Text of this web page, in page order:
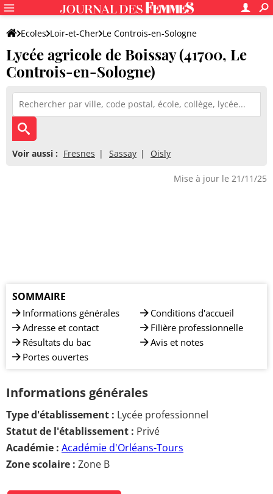
Ecoles Loir-et-Cher Le Controis-en-Sologne
Lycée agricole de Boissay
Lycée agricole de Boissay (41700, Le
Controis-en-Sologne)
Voir aussi : Fresnes Sassay Oisly
Mise à jour le 21/11/25
SOMMAIRE
Informations générales
Adresse et contact
Résultats du bac
Portes ouvertes
Conditions d'accueil
Filière professionnelle
Avis et notes
Informations générales
Type d'établissement : Lycée professionnel
Statut de l'établissement : Privé
Académie : Académie d'Orléans-Tours
Zone scolaire : Zone B